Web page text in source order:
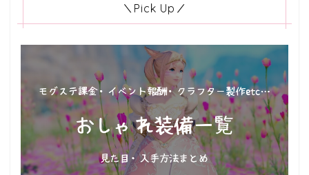
＼Pick Up／